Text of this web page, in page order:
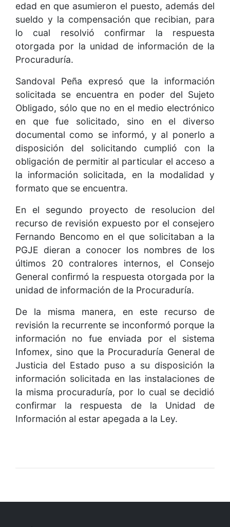
edad en que asumieron el puesto, además del
sueldo y la compensación que recibian, para
lo cual resolvió confirmar la respuesta
otorgada por la unidad de información de la
Procuraduría.
Sandoval Peña expresó que la información
solicitada se encuentra en poder del Sujeto
Obligado, sólo que no en el medio electrónico
en que fue solicitado, sino en el diverso
documental como se informó, y al ponerlo a
disposición del solicitando cumplió con la
obligación de permitir al particular el acceso a
la información solicitada, en la modalidad y
formato que se encuentra.
En el segundo proyecto de resolucion del
recurso de revisión expuesto por el consejero
Fernando Bencomo en el que solicitaban a la
PGJE dieran a conocer los nombres de los
últimos 20 contralores internos, el Consejo
General confirmó la respuesta otorgada por la
unidad de información de la Procuraduría.
De la misma manera, en este recurso de
revisión la recurrente se inconformó porque la
información no fue enviada por el sistema
Infomex, sino que la Procuraduría General de
Justicia del Estado puso a su disposición la
información solicitada en las instalaciones de
la misma procuraduría, por lo cual se decidió
confirmar la respuesta de la Unidad de
Información al estar apegada a la Ley.